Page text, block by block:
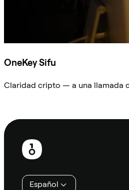
OneKey Sifu
Claridad cripto — a una llamada
Pie
página
Español